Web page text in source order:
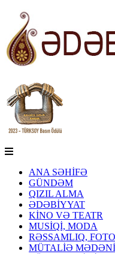
ANA SƏHİFƏ
GÜNDƏM
QIZIL ALMA
ƏDƏBİYYAT
KİNO VƏ TEATR
MUSİQİ, MODA
RƏSSAMLIQ, FOTO
MÜTALİƏ